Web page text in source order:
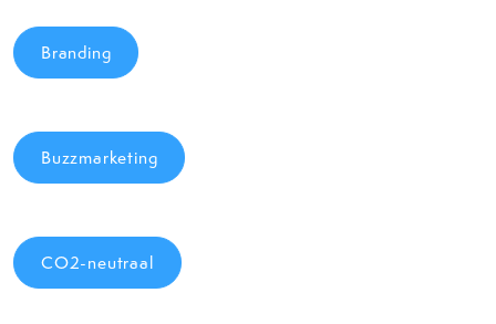
Branding
Buzzmarketing
CO2-neutraal